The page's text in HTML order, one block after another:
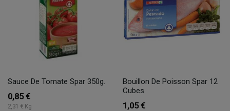
Sauce De Tomate Spar 350g.
0,85 €
2,31 € Kg
Bouillon De Poisson Spar 12
Cubes
1,05 €